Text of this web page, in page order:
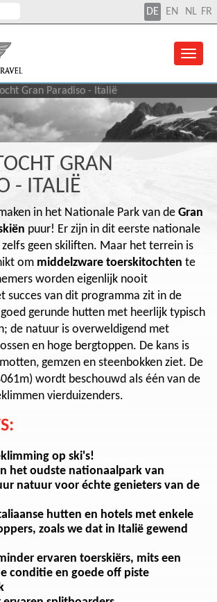
DE EN FR
NL
Gran Paradiso - Italië
GRAN
- ITALIË
in het Nationale Park van de Gran
puur! Er zijn in dit eerste nationale
zelfs geen skiliften. Maar het terrein is
om middelzware toerskitochten te
worden eigenlijk nooit
succes van dit programma zit in de
gerunde hutten met heerlijk typisch
de natuur is overweldigend met
en hoge bergtoppen. De kans is
gemzen en steenbokken ziet. De
wordt beschouwd als één van de
vierduizenders.
op ski's!
het oudste nationaalpark van
natuur voor échte genieters van de
hutten en hotels met enkele
zoals we dat in Italië gewend
ervaren toerskiërs, mits een
conditie en goede off piste